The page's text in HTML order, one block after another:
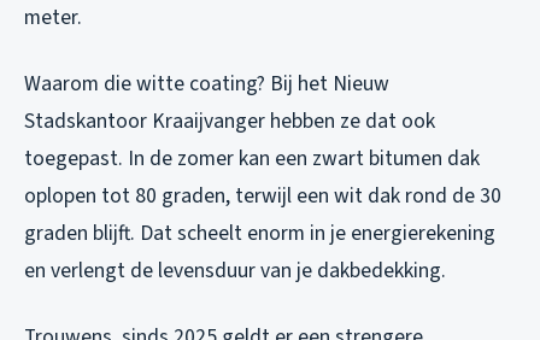
meter.
Waarom die witte coating? Bij het Nieuw
Stadskantoor Kraaijvanger hebben ze dat ook
toegepast. In de zomer kan een zwart bitumen dak
oplopen tot 80 graden, terwijl een wit dak rond de 30
graden blijft. Dat scheelt enorm in je energierekening
en verlengt de levensduur van je dakbedekking.